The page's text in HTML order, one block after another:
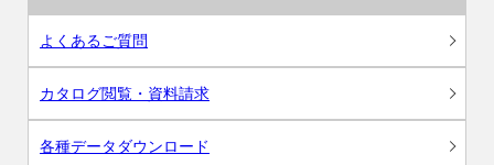
よくあるご質問
カタログ閲覧・資料請求
各種データダウンロード